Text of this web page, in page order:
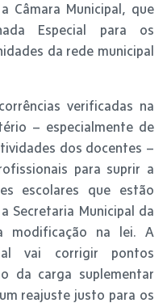
Câmara Municipal, que
Especial para os
da rede municipal
verificadas na
– especialmente de
dos docentes –
para suprir a
escolares que estão
Secretaria Municipal da
modificação na lei. A
vai corrigir pontos
da carga suplementar
reajuste justo para os